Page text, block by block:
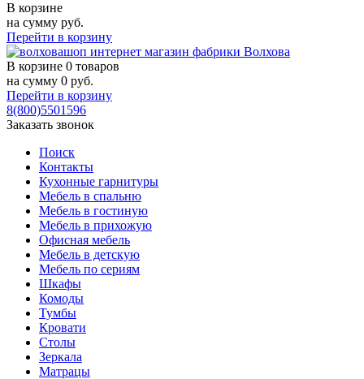
В корзине
на сумму руб.
Перейти в корзину
В корзине 0 товаров
на сумму 0 руб.
Перейти в корзину
8(800)5501596
Заказать звонок
Поиск
Контакты
Кухонные гарнитуры
Мебель в спальню
Мебель в гостиную
Мебель в прихожую
Офисная мебель
Мебель в детскую
Мебель по сериям
Шкафы
Комоды
Тумбы
Кровати
Столы
Зеркала
Матрацы